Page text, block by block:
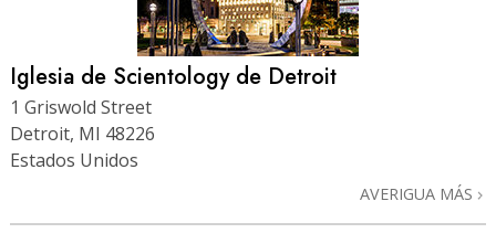
Iglesia de Scientology de Detroit
1 Griswold Street
Detroit, MI 48226
Estados Unidos
AVERIGUA MÁS